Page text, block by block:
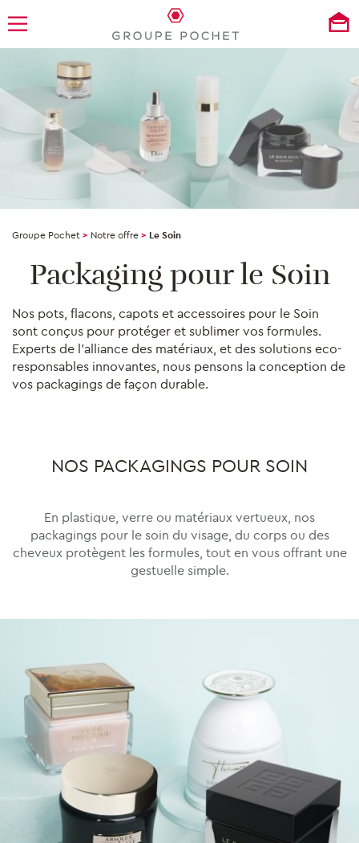
Groupe Pochet > Notre offre > Le Soin
Packaging pour le Soin
Nos pots, flacons, capots et accessoires pour le Soin
sont conçus pour protéger et sublimer vos formules.
Experts de l’alliance des matériaux, et des solutions eco-
responsables innovantes, nous pensons la conception de
vos packagings de façon durable.
NOS PACKAGINGS POUR SOIN
En plastique, verre ou matériaux vertueux, nos
packagings pour le soin du visage, du corps ou des
cheveux protègent les formules, tout en vous offrant une
gestuelle simple.